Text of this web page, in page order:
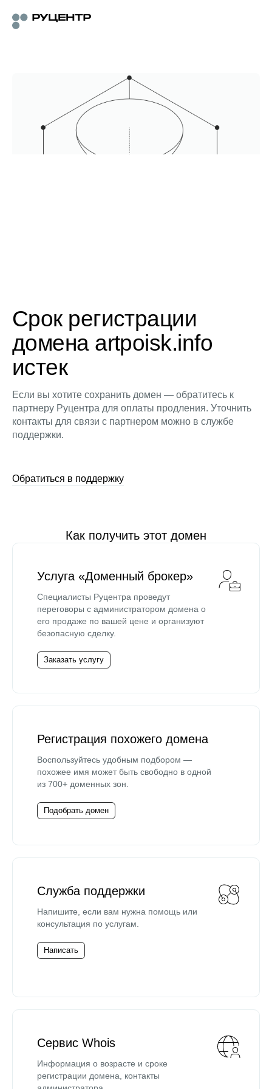
Срок регистрации
домена artpoisk.info
истек
Если вы хотите сохранить домен — обратитесь к
партнеру Руцентра для оплаты продления. Уточнить
контакты для связи с партнером можно в службе
поддержки.
Обратиться в поддержку
Как получить этот домен
Услуга «Доменный брокер»
Специалисты Руцентра проведут
переговоры с администратором домена о
его продаже по вашей цене и организуют
безопасную сделку.
Заказать услугу
Регистрация похожего домена
Воспользуйтесь удобным подбором —
похожее имя может быть свободно в одной
из 700+ доменных зон.
Подобрать домен
Служба поддержки
Напишите, если вам нужна помощь или
консультация по услугам.
Написать
Сервис Whois
Информация о возрасте и сроке
регистрации домена, контакты